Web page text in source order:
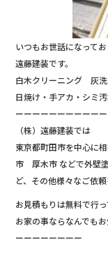
いつもお世話になってお
遠藤建装です。
白木クリーニング 灰洗
日焼け・手アカ・シミ
ーーーーーーーーーー
（株）遠藤建装では
東京都町田市を中心
市 厚木市 などで外壁
ど、その他様々なご依頼
お見積もりは無料で行
お家の事ならなんでも
ーーーーーーーー